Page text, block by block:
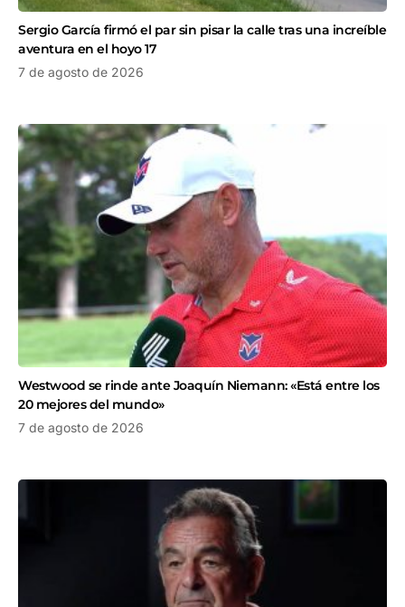
Sergio García firmó el par sin pisar la calle tras una increíble
aventura en el hoyo 17
7 de agosto de 2026
Westwood se rinde ante Joaquín Niemann: «Está entre los
20 mejores del mundo»
7 de agosto de 2026